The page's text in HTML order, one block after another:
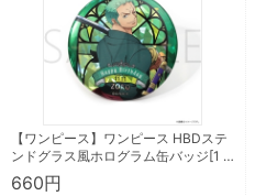
【ワンピース】ワンピース HBDステ
ンドグラス風ホログラム缶バッジ[1 …
660円